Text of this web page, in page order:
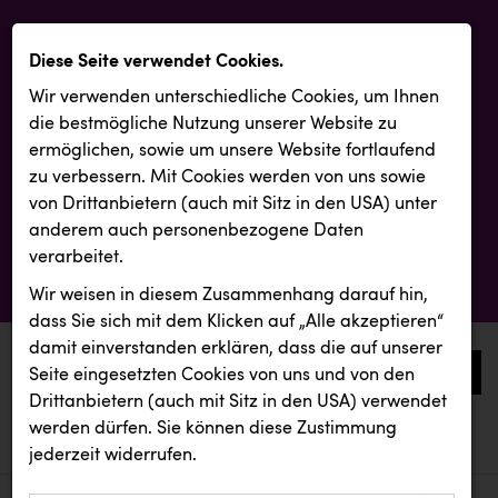
0
aktuelle aussendungen
aktuelle aussendungen
Diese Seite verwendet Cookies.
Wir verwenden unterschiedliche Cookies, um Ihnen
die best­mögliche Nutzung unserer Website zu
ermöglichen, sowie um unsere Website fortlaufend
zu verbessern. Mit Cookies werden von uns sowie
von Drittanbietern (auch mit Sitz in den USA) unter
anderem auch personenbezogene Daten
verarbeitet.
Wir weisen in diesem Zusammenhang darauf hin,
dass Sie sich mit dem Klicken auf „Alle akzeptieren“
damit ein­ver­standen erklären, dass die auf unserer
Seite eingesetzten Cookies von uns und von den
Drittanbietern (auch mit Sitz in den USA) verwendet
werden dürfen. Sie können diese Zustimmung
jederzeit widerrufen.